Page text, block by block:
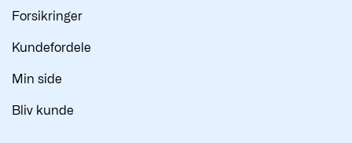
Forsikringer
Kundefordele
Min side
Bliv kunde